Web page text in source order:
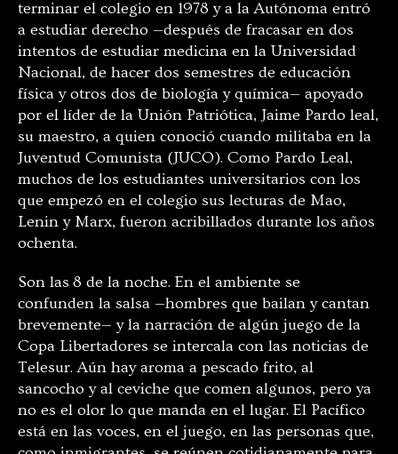
terminar el colegio en 1978 y a la Autónoma entró
a estudiar derecho —después de fracasar en dos
intentos de estudiar medicina en la Universidad
Nacional, de hacer dos semestres de educación
física y otros dos de biología y química— apoyado
por el líder de la Unión Patriótica, Jaime Pardo leal,
su maestro, a quien conoció cuando militaba en la
Juventud Comunista (JUCO). Como Pardo Leal,
muchos de los estudiantes universitarios con los
que empezó en el colegio sus lecturas de Mao,
Lenin y Marx, fueron acribillados durante los años
ochenta.
Son las 8 de la noche. En el ambiente se
confunden la salsa —hombres que bailan y cantan
brevemente— y la narración de algún juego de la
Copa Libertadores se intercala con las noticias de
Telesur. Aún hay aroma a pescado frito, al
sancocho y al ceviche que comen algunos, pero ya
no es el olor lo que manda en el lugar. El Pacífico
está en las voces, en el juego, en las personas que,